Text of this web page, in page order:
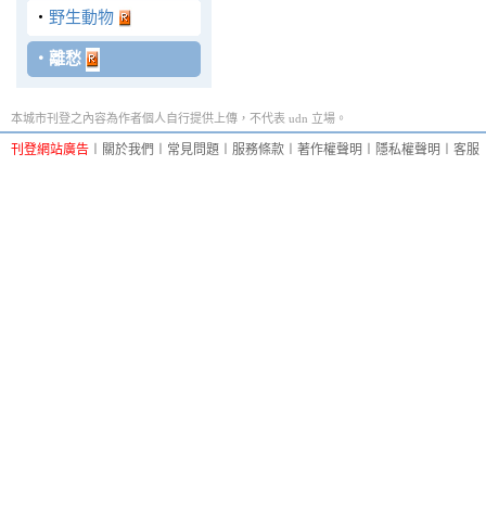
‧ 野生動物
‧ 離愁
本城市刊登之內容為作者個人自行提供上傳，不代表 udn 立場。
刊登網站廣告 關於我們 常見問題 服務條款 著作權聲明 隱私權聲明 客服